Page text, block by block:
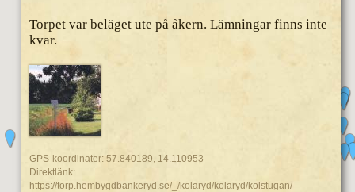
Torpet var beläget ute på åkern. Lämningar finns inte
kvar.
GPS-koordinater: 57.840189, 14.110953
Direktlänk:
https://torp.hembygdbankeryd.se/_/kolaryd/kolaryd/kolstugan/